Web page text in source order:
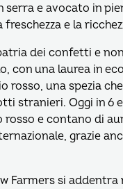
serra e avocato in
e la
dei confetti e
con una laurea in
rosso, una spezia
stranieri. Oggi in 6
rosso e contano di
grazie
Farmers si